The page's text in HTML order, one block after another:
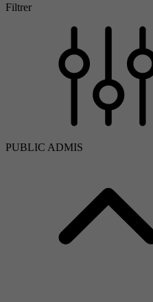
Filtrer
PUBLIC ADMIS